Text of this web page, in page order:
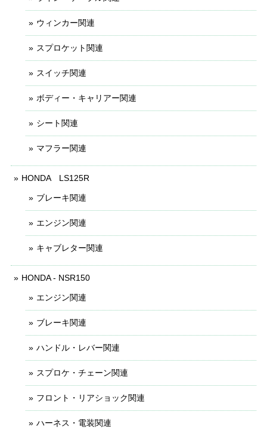
ウィンカー関連
スプロケット関連
スイッチ関連
ボディー・キャリアー関連
シート関連
マフラー関連
HONDA LS125R
ブレーキ関連
エンジン関連
キャブレター関連
HONDA - NSR150
エンジン関連
ブレーキ関連
ハンドル・レバー関連
スプロケ・チェーン関連
フロント・リアショック関連
ハーネス・電装関連